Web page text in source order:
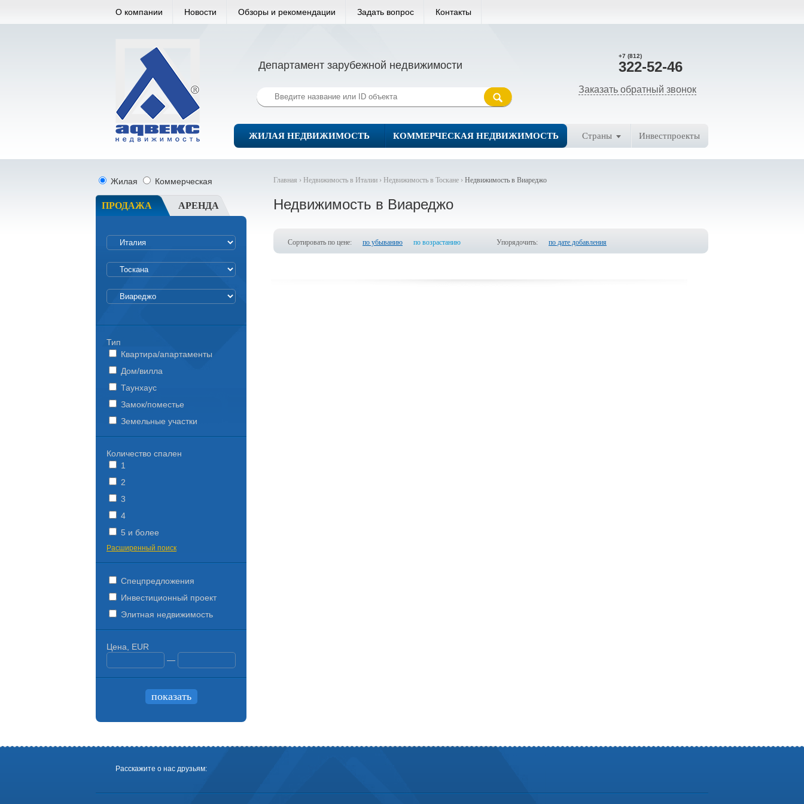
О компании Новости Обзоры и рекомендации Задать вопрос Контакты
+7 (812)
322-52-46
Заказать обратный звонок
Департамент зарубежной недвижимости
ЖИЛАЯ НЕДВИЖИМОСТЬ КОММЕРЧЕСКАЯ НЕДВИЖИМОСТЬ Страны Инвестпроекты
Главная › Недвижимость в Италии › Недвижимость в Тоскане › Недвижимость в Виареджо
Недвижимость в Виареджо
Сортировать по цене: по убыванию по возрастанию Упорядочить: по дате добавления
Жилая Коммерческая
ПРОДАЖА АРЕНДА
Тип
Квартира/апартаменты
Дом/вилла
Таунхаус
Замок/поместье
Земельные участки
Количество спален
1
2
3
4
5 и более
Расширенный поиск
Спецпредложения
Инвестиционный проект
Элитная недвижимость
Цена, EUR
—
Расскажите о нас друзьям: